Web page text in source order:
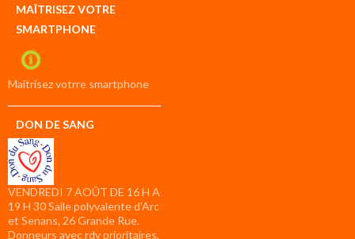
MAÎTRISEZ VOTRE
SMARTPHONE
Maîtrisez votrre smartphone
DON DE SANG
VENDREDI 7 AOÛT DE 16 H A
19 H 30 Salle polyvalente d’Arc
et Senans, 26 Grande Rue.
Donneurs avec rdv prioritaires,